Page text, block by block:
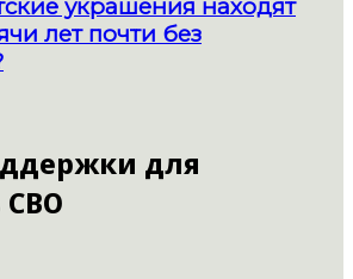
украшения находят
лет почти без
для
СВО